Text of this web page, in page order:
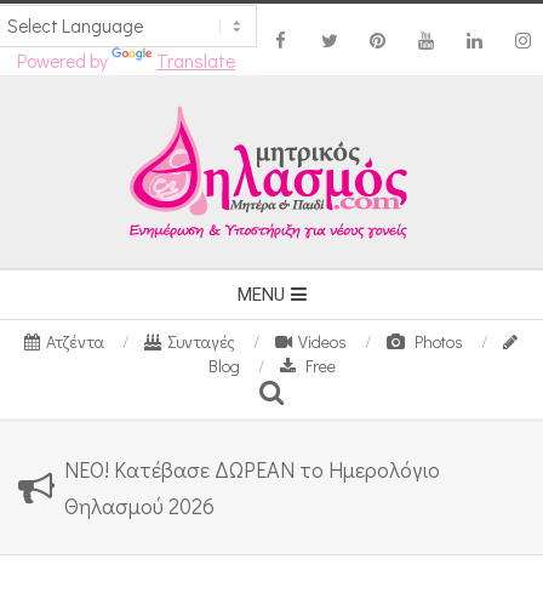
Powered by Translate
Navigation
Menu
MENU
Ατζέντα Συνταγές Videos
Photos
Blog
Free
Search
ΝΕΟ! Κατέβασε ΔΩΡΕΑΝ το Ημερολόγιο
Θηλασμού 2026